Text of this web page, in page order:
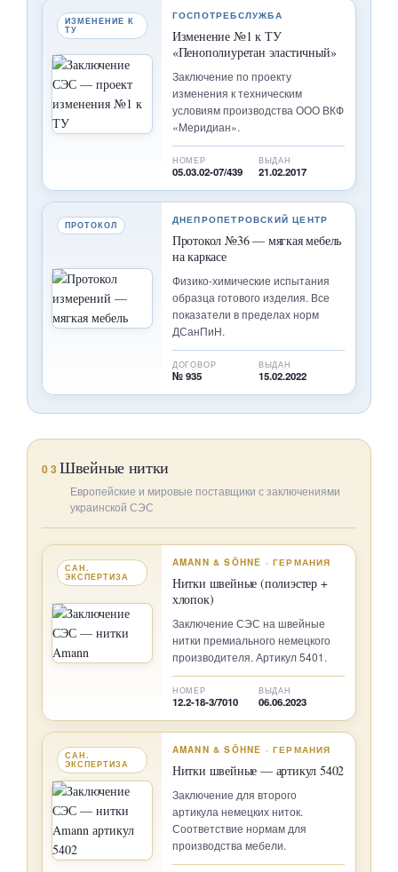
ИЗМЕНЕНИЕ К
ТУ
ГОСПОТРЕБСЛУЖБА
Изменение №1 к ТУ
«Пенополиуретан эластичный»
Заключение по проекту
изменения к техническим
условиям производства ООО ВКФ
«Меридиан».
НОМЕР
05.03.02-07/439
ВЫДАН
21.02.2017
ПРОТОКОЛ ДНЕПРОПЕТРОВСКИЙ ЦЕНТР
Протокол №36 — мягкая мебель
на каркасе
Физико-химические испытания
образца готового изделия. Все
показатели в пределах норм
ДСанПиН.
ДОГОВОР
№ 935
ВЫДАН
15.02.2022
03Швейные нитки
Европейские и мировые поставщики с заключениями
украинской СЭС
САН.
ЭКСПЕРТИЗА
AMANN & SÖHNE · ГЕРМАНИЯ
Нитки швейные (полиэстер +
хлопок)
Заключение СЭС на швейные
нитки премиального немецкого
производителя. Артикул 5401.
НОМЕР
12.2-18-3/7010
ВЫДАН
06.06.2023
САН.
ЭКСПЕРТИЗА
AMANN & SÖHNE · ГЕРМАНИЯ
Нитки швейные — артикул 5402
Заключение для второго
артикула немецких ниток.
Соответствие нормам для
производства мебели.